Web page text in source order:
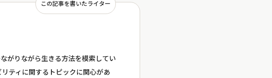
この記事を書いたライター
がりながら生きる方法を模索してい
ティに関するトピックに関心があ